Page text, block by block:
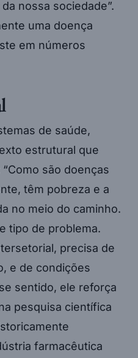
nossa sociedade”.
uma doença
em números
de saúde,
estrutural que
são doenças
têm pobreza e a
no meio do caminho.
tipo de problema.
precisa de
e de condições
sentido, ele reforça
pesquisa científica
farmacêutica